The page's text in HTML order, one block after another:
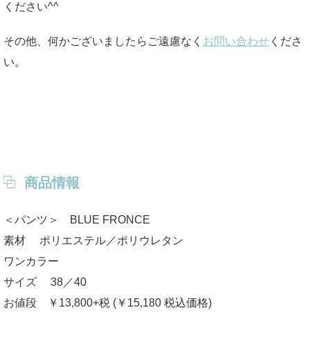
ください^^
その他、何かございましたらご遠慮なく お問い合わせ くださ
い。
商品情報
＜パンツ＞ BLUE FRONCE
素材 ポリエステル／ポリウレタン
ワンカラー
サイズ 38／40
お値段 ￥13,800+税 (￥15,180 税込価格)